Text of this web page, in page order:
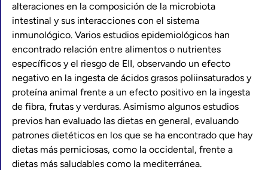
alteraciones en la composición de la microbiota
intestinal y sus interacciones con el sistema
inmunológico. Varios estudios epidemiológicos han
encontrado relación entre alimentos o nutrientes
específicos y el riesgo de EII, observando un efecto
negativo en la ingesta de ácidos grasos poliinsaturados y
proteína animal frente a un efecto positivo en la ingesta
de fibra, frutas y verduras. Asimismo algunos estudios
previos han evaluado las dietas en general, evaluando
patrones dietéticos en los que se ha encontrado que hay
dietas más perniciosas, como la occidental, frente a
dietas más saludables como la mediterránea.